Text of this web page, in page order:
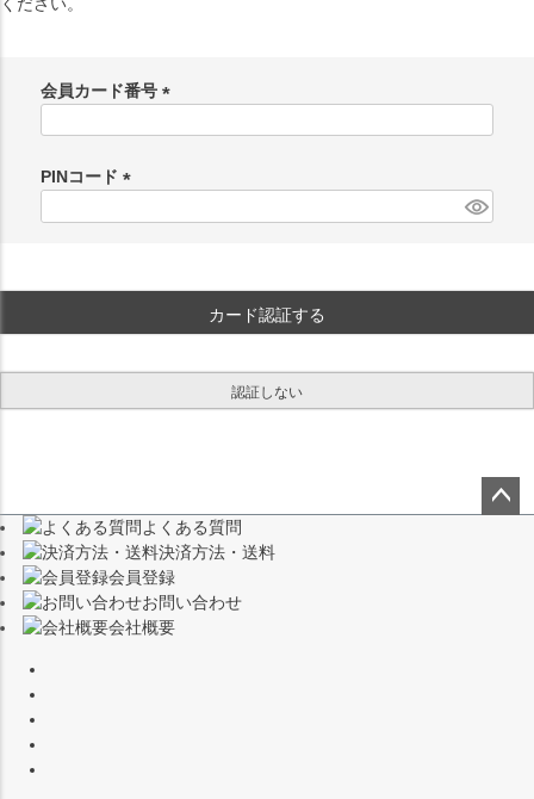
ください。
会員カード番号
)
PINコード
カード認証する
認証しない
よくある質問
決済方法・送料
会員登録
お問い合わせ
会社概要